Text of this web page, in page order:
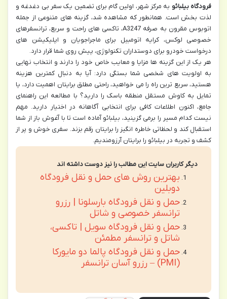
فرودگاه بیلبائو به مرکز شهر، اولین گام برای تضمین یک سفر بی دغدغه و
لذت بخش است. همانطور که مشاهده شد، گزینه های متنوعی از جمله
اتوبوس مقرون به صرفه A3247، تاکسی های راحت و سریع، ترانسفرهای
خصوصی لوکس، کرایه اتومبیل برای ماجراجویان و اپلیکیشن های
درخواست خودرو برای دوستداران تکنولوژی، پیش روی شما قرار دارد.
هر یک از این گزینه ها مزایا و معایب خاص خود را دارند و انتخاب نهایی
به اولویت های شخصی شما بستگی دارد: آیا به دنبال کمترین هزینه
هستید، سریع ترین راه را می خواهید، راحتی مطلق برایتان اهمیت دارد، یا
تمایل به کاوش مستقل منطقه باسک را دارید؟ با مطالعه این راهنمای
جامع، اکنون اطلاعات کافی برای انتخابی آگاهانه در اختیار دارید. مهم
نیست کدام مسیر را برمی گزینید، بیلبائو آماده است تا با آغوش باز از شما
استقبال کند و لحظاتی خاطره انگیز را برایتان رقم بزند. سفری خوش و پر از
کشف و تجربه در بیلبائو را برایتان آرزومندیم.
دیگر کاربران سایت این مطالب را نیز دوست داشته اند
بهترین روش های حمل و نقل فرودگاه
دوبلین
حمل و نقل فرودگاه بارسلونا | رزرو
ترانسفر خصوصی و شاتل
حمل و نقل فرودگاه سویل | تاکسی،
شاتل و ترانسفر مطمئن
حمل و نقل فرودگاه پالما دو مایورکا
(PMI) – رزرو آسان ترانسفر